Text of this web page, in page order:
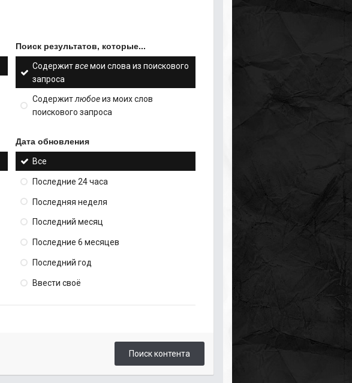
Поиск результатов, которые...
Содержитвсемои слова из поискового
запроса
Содержитлюбоеиз моих слов
поискового запроса
Дата обновления
Все
Последние 24 часа
Последняя неделя
Последний месяц
Последние 6 месяцев
Последний год
Ввести своё
Поиск контента